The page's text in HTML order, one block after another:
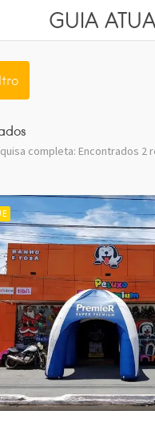
GUIA
completa: Encontrados 2